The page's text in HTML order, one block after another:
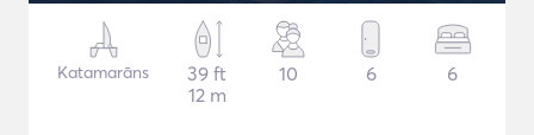
Katamarāns
39 ft
12 m
10 6 6